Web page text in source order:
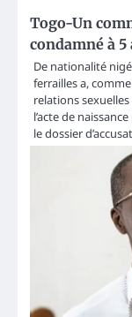
Togo-Un
condamné à
De nationalité
ferrailles a,
relations
l’acte de
le dossier